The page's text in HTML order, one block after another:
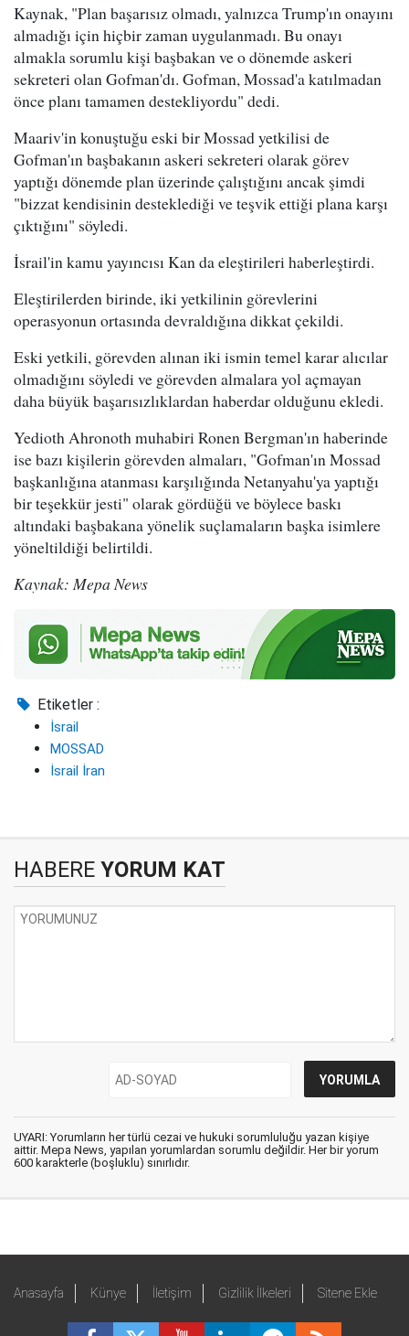
Kaynak, "Plan başarısız olmadı, yalnızca Trump'ın onayını
almadığı için hiçbir zaman uygulanmadı. Bu onayı
almakla sorumlu kişi başbakan ve o dönemde askeri
sekreteri olan Gofman'dı. Gofman, Mossad'a katılmadan
önce planı tamamen destekliyordu" dedi.
Maariv'in konuştuğu eski bir Mossad yetkilisi de
Gofman'ın başbakanın askeri sekreteri olarak görev
yaptığı dönemde plan üzerinde çalıştığını ancak şimdi
"bizzat kendisinin desteklediği ve teşvik ettiği plana karşı
çıktığını" söyledi.
İsrail'in kamu yayıncısı Kan da eleştirileri haberleştirdi.
Eleştirilerden birinde, iki yetkilinin görevlerini
operasyonun ortasında devraldığına dikkat çekildi.
Eski yetkili, görevden alınan iki ismin temel karar alıcılar
olmadığını söyledi ve görevden almalara yol açmayan
daha büyük başarısızlıklardan haberdar olduğunu ekledi.
Yedioth Ahronoth muhabiri Ronen Bergman'ın haberinde
ise bazı kişilerin görevden almaları, "Gofman'ın Mossad
başkanlığına atanması karşılığında Netanyahu'ya yaptığı
bir teşekkür jesti" olarak gördüğü ve böylece baskı
altındaki başbakana yönelik suçlamaların başka isimlere
yöneltildiği belirtildi.
Kaynak: Mepa News
Etiketler :
İsrail
MOSSAD
İsrail İran
HABERE YORUM KAT
UYARI: Yorumların her türlü cezai ve hukuki sorumluluğu yazan kişiye
aittir. Mepa News, yapılan yorumlardan sorumlu değildir. Her bir yorum
600 karakterle (boşluklu) sınırlıdır.
Anasayfa Künye İletişim Gizlilik İlkeleri Sitene Ekle